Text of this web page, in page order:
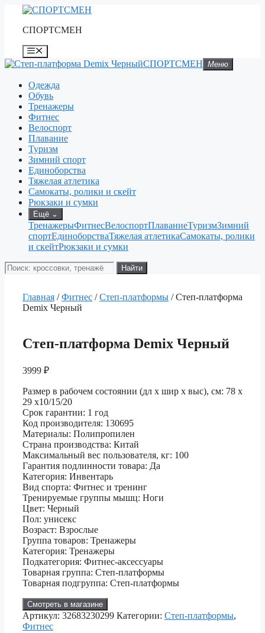
Перейти
содержимому
СПОРТСМЕН
Меню
СПОРТСМЕН Меню
Одежда
Обувь
Тренажеры
Фитнес
Велоспорт
Плавание
Туризм
Зимний спорт
Единоборства
Тяжелая атлетика
Самокаты, ролики и скейт
Рюкзаки и сумки
Ещё ⌄
ТренажерыФитнесВелоспортПлаваниеТуризмЗимний
спортЕдиноборстваТяжелая атлетикаСамокаты, ролики
и скейтРюкзаки и сумки
Поиск
товаров
Найти
Главная /Фитнес /Степ-платформы / Степ-платформа
Demix Черный
Степ-платформа Demix Черный
3999 ₽
Размер в рабочем состоянии (дл х шир х выс), см: 78 х
29 х10/15/20
Срок гарантии: 1 год
Код производителя: 130695
Материалы: Полипропилен
Страна производства: Китай
Максимальный вес пользователя, кг: 100
Гарантия подлинности товара: Да
Категория: Инвентарь
Вид спорта: Фитнес и тренинг
Тренируемые группы мышц: Ноги
Цвет: Черный
Пол: унисекс
Возраст: Взрослые
Группа товаров: Тренажеры
Категория: Тренажеры
Подкатегория: Фитнес-аксессуары
Товарная группа: Степ-платформы
Товарная подгруппа: Степ-платформы
Смотреть в магазине
Артикул: 32683230299 Категории: Степ-платформы,
Фитнес